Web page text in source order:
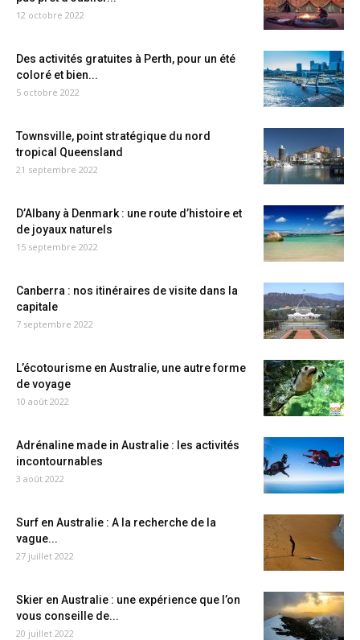
12 octobre 2022
Des activités gratuites à Perth, pour un été
coloré et bien...
5 octobre 2022
Townsville, point stratégique du nord
tropical Queensland
21 septembre 2022
D’Albany à Denmark : une route d’histoire et
de joyaux naturels
15 septembre 2022
Canberra : nos itinéraires de visite dans la
capitale
7 septembre 2022
L’écotourisme en Australie, une autre forme
de voyage
10 août 2022
Adrénaline made in Australie : les activités
incontournables
3 août 2022
Surf en Australie : A la recherche de la
vague...
27 juillet 2022
Skier en Australie : une expérience que l’on
vous conseille de...
20 juillet 2022